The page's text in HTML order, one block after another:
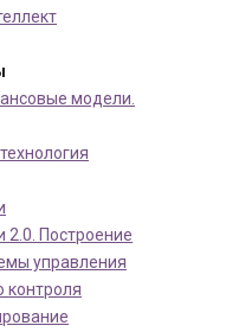
модели.
Построение
управления
контроля